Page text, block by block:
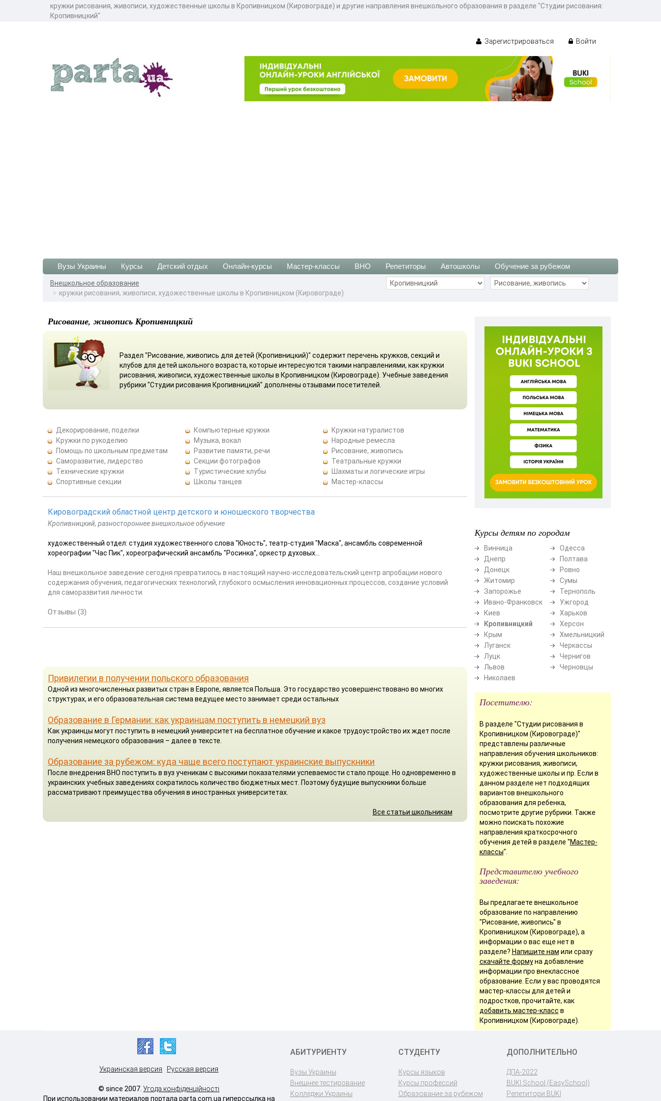
кружки рисования, живописи, художественные школы в Кропивницком (Кировограде) и другие направления внешкольного образования в разделе "Студии рисования:
Кропивницкий"
Зарегистрироваться Войти
Вузы Украины Курсы Детский отдых Онлайн-курсы Мастер-классы ВНО Репетиторы Автошколы Обучение за рубежом
Внешкольное образование
кружки рисования, живописи, художественные школы в Кропивницком (Кировограде)
Рисование, живопись Кропивницкий
Раздел "Рисование, живопись для детей (Кропивницкий)" содержит перечень кружков, секций и
клубов для детей школьного возраста, которые интересуются такими направлениями, как кружки
рисования, живописи, художественные школы в Кропивницком (Кировограде). Учебные заведения
рубрики "Студии рисования Кропивницкий" дополнены отзывами посетителей.
Декорирование, поделки Компьютерные кружки
Кружки натуралистов
Кружки по рукоделию
Музыка, вокал
Народные ремесла
Помощь по школьным предметам
Развитие памяти, речи
Рисование, живопись
Саморазвитие, лидерство
Секции фотографов
Театральные кружки
Технические кружки
Туристические клубы
Шахматы и логические игры
Спортивные секции
Школы танцев Мастер-классы
Кировоградский областной центр детского и юношеского творчества
Кропивницкий, разностороннее внешкольное обучение
художественный отдел: студия художественного слова "Юность", театр-студия "Маска", ансамбль современной
хореографии "Час Пик", хореографический ансамбль "Росинка", оркестр духовых...
Наш внешкольное заведение сегодня превратилось в настоящий научно-исследовательский центр апробации нового
содержания обучения, педагогических технологий, глубокого осмысления инновационных процессов, создание условий
для саморазвития личности.
Отзывы (3)
Привилегии в получении польского образования
Одной из многочисленных развитых стран в Европе, является Польша. Это государство усовершенствовано во многих
структурах, и его образовательная система ведущее место занимает среди остальных
Образование в Германии: как украинцам поступить в немецкий вуз
Как украинцы могут поступить в немецкий университет на бесплатное обучение и какое трудоустройство их ждет после
получения немецкого образования – далее в тексте.
Образование за рубежом: куда чаще всего поступают украинские выпускники
После внедрения ВНО поступить в вуз ученикам с высокими показателями успеваемости стало проще. Но одновременно в
украинских учебных заведениях сократилось количество бюджетных мест. Поэтому будущие выпускники больше
рассматривают преимущества обучения в иностранных университетах.
Все статьи школьникам
Курсы детям по городам
Винница
Днепр
Донецк
Житомир
Запорожье
Ивано-Франковск
Киев
Кропивницкий
Крым
Луганск
Луцк
Львов
Николаев
Одесса
Полтава
Ровно
Сумы
Тернополь
Ужгород
Харьков
Херсон
Хмельницкий
Черкассы
Чернигов
Черновцы
Посетителю:
В разделе "Студии рисования в
Кропивницком (Кировограде)"
представлены различные
направления обучения школьников:
кружки рисования, живописи,
художественные школы и пр. Если в
данном разделе нет подходящих
вариантов внешкольного
образования для ребенка,
посмотрите другие рубрики. Также
можно поискать похожие
направления краткосрочного
обучения детей в разделе "Мастер-
классы".
Представителю учебного
заведения:
Вы предлагаете внешкольное
образование по направлению
"Рисование, живопись" в
Кропивницком (Кировограде), а
информации о вас еще нет в
разделе? Напишите нам или сразу
скачайте формуна добавление
информации про внеклассное
образование. Если у вас проводятся
мастер-классы для детей и
подростков, прочитайте, как
добавить мастер-класс в
Кропивницком (Кировограде).
Украинская версия Русская версия
© since 2007.Угода конфіденційності
При использовании материалов портала parta.com.ua гиперссылка на
АБИТУРИЕНТУ
Вузы Украины
Внешнее тестирование
Колледжи Украины
СТУДЕНТУ
Курсы языков
Курсы профессий
Образование за рубежом
ДОПОЛНИТЕЛЬНО
ДПА-2022
BUKI School (EasySchool)
Репетитори BUKI